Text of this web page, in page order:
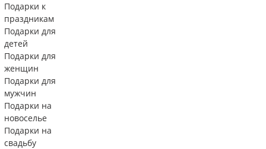
Подарки к
праздникам
Подарки для
детей
Подарки для
женщин
Подарки для
мужчин
Подарки на
новоселье
Подарки на
свадьбу